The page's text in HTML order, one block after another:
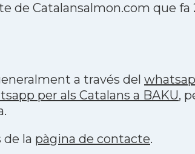
de Catalansalmon.com que
a través del
per als Catalans a BAKU,
de la pàgina de contacte.